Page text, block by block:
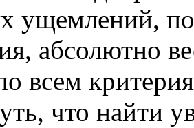
ущемлений,
абсолютно
всем
что найти